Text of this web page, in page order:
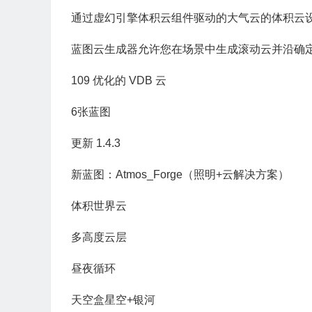
通过虚幻引擎体积云组件驱动的大气云的体积云
蓝图云生成器允许您在场景中生成滚动云并沿确
109 优化的 VDB 云
6张蓝图
更新 1.4.3
新蓝图：Atmos_Forge（照明+云解决方案）
体积世界云
多高度云层
昼夜循环
天空盒星空+银河